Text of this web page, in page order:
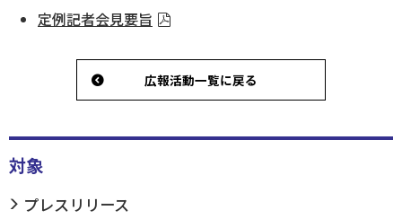
定例記者会見要旨
広報活動一覧に戻る
対象
プレスリリース